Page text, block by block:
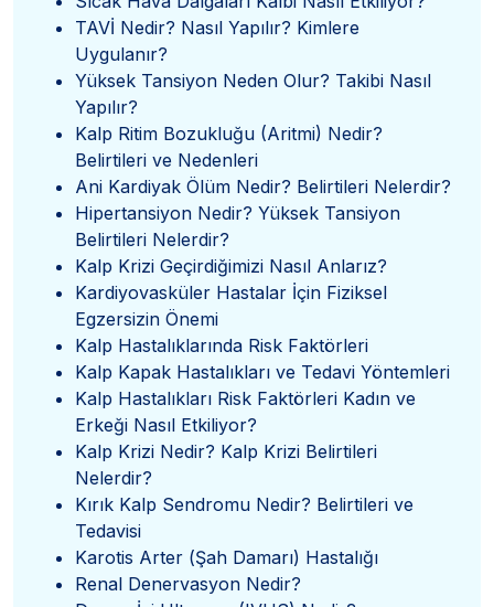
TAVİ Nedir? Nasıl Yapılır? Kimlere
Uygulanır?
Yüksek Tansiyon Neden Olur? Takibi Nasıl
Yapılır?
Kalp Ritim Bozukluğu (Aritmi) Nedir?
Belirtileri ve Nedenleri
Ani Kardiyak Ölüm Nedir? Belirtileri Nelerdir?
Hipertansiyon Nedir? Yüksek Tansiyon
Belirtileri Nelerdir?
Kalp Krizi Geçirdiğimizi Nasıl Anlarız?
Kardiyovasküler Hastalar İçin Fiziksel
Egzersizin Önemi
Kalp Hastalıklarında Risk Faktörleri
Kalp Kapak Hastalıkları ve Tedavi Yöntemleri
Kalp Hastalıkları Risk Faktörleri Kadın ve
Erkeği Nasıl Etkiliyor?
Kalp Krizi Nedir? Kalp Krizi Belirtileri
Nelerdir?
Kırık Kalp Sendromu Nedir? Belirtileri ve
Tedavisi
Karotis Arter (Şah Damarı) Hastalığı
Renal Denervasyon Nedir?